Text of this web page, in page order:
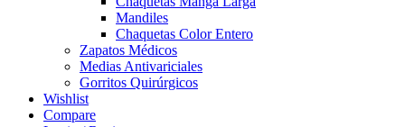
Mandiles
Chaquetas Color Entero
Zapatos Médicos
Medias Antivariciales
Gorritos Quirúrgicos
Wishlist
Compare